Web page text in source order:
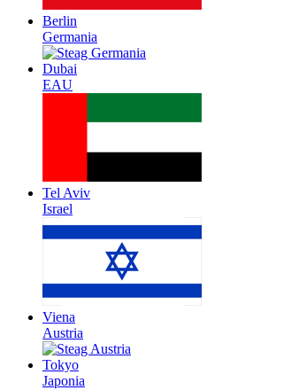
Berlin
Germania
Dubai
EAU
Tel Aviv
Israel
Viena
Austria
Tokyo
Japonia